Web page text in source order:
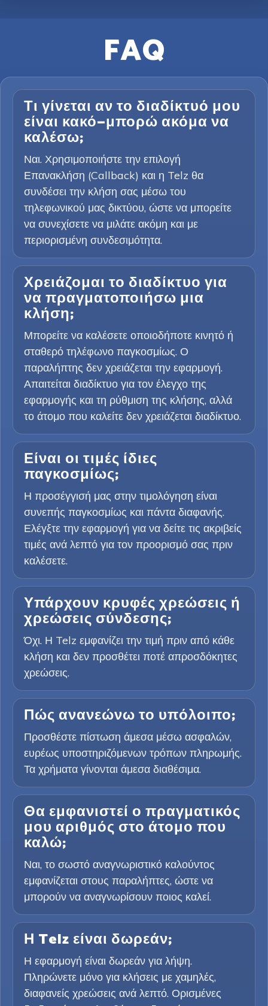
FAQ
Τι γίνεται αν το διαδίκτυό μου
είναι κακό—μπορώ ακόμα να
καλέσω;
Ναι. Χρησιμοποιήστε την επιλογή
Επανακλήση (Callback) και η Telz θα
συνδέσει την κλήση σας μέσω του
τηλεφωνικού μας δικτύου, ώστε να μπορείτε
να συνεχίσετε να μιλάτε ακόμη και με
περιορισμένη συνδεσιμότητα.
Χρειάζομαι το διαδίκτυο για
να πραγματοποιήσω μια
κλήση;
Μπορείτε να καλέσετε οποιοδήποτε κινητό ή
σταθερό τηλέφωνο παγκοσμίως. Ο
παραλήπτης δεν χρειάζεται την εφαρμογή.
Απαιτείται διαδίκτυο για τον έλεγχο της
εφαρμογής και τη ρύθμιση της κλήσης, αλλά
το άτομο που καλείτε δεν χρειάζεται διαδίκτυο.
Είναι οι τιμές ίδιες
παγκοσμίως;
Η προσέγγισή μας στην τιμολόγηση είναι
συνεπής παγκοσμίως και πάντα διαφανής.
Ελέγξτε την εφαρμογή για να δείτε τις ακριβείς
τιμές ανά λεπτό για τον προορισμό σας πριν
καλέσετε.
Υπάρχουν κρυφές χρεώσεις ή
χρεώσεις σύνδεσης;
Όχι. Η Telz εμφανίζει την τιμή πριν από κάθε
κλήση και δεν προσθέτει ποτέ απροσδόκητες
χρεώσεις.
Πώς ανανεώνω το υπόλοιπο;
Προσθέστε πίστωση άμεσα μέσω ασφαλών,
ευρέως υποστηριζόμενων τρόπων πληρωμής.
Τα χρήματα γίνονται άμεσα διαθέσιμα.
Θα εμφανιστεί ο πραγματικός
μου αριθμός στο άτομο που
καλώ;
Ναι, το σωστό αναγνωριστικό καλούντος
εμφανίζεται στους παραλήπτες, ώστε να
μπορούν να αναγνωρίσουν ποιος καλεί.
Η Telz είναι δωρεάν;
Η εφαρμογή είναι δωρεάν για λήψη.
Πληρώνετε μόνο για κλήσεις με χαμηλές,
διαφανείς χρεώσεις ανά λεπτό. Ορισμένες